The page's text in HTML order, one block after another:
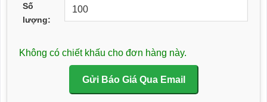
Số
lượng:
Không có chiết khấu cho đơn hàng này.
Gửi Báo Giá Qua Email